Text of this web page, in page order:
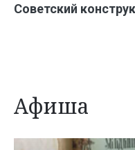
Советский
Афиша